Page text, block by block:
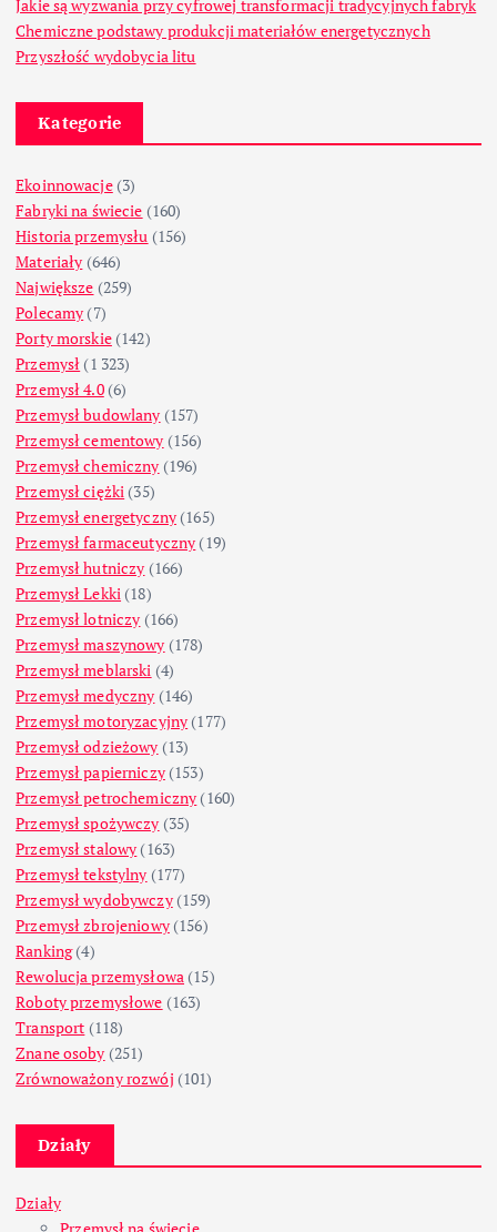
Jakie są wyzwania przy cyfrowej transformacji tradycyjnych fabryk
Chemiczne podstawy produkcji materiałów energetycznych
Przyszłość wydobycia litu
Kategorie
Ekoinnowacje(3)
Fabryki na świecie (160)
Historia przemysłu (156)
Materiały (646)
Największe (259)
Polecamy (7)
Porty morskie(142)
Przemysł (1 323)
Przemysł 4.0(6)
Przemysł budowlany (157)
Przemysł cementowy (156)
Przemysł chemiczny (196)
Przemysł ciężki (35)
Przemysł energetyczny (165)
Przemysł farmaceutyczny (19)
Przemysł hutniczy (166)
Przemysł Lekki (18)
Przemysł lotniczy (166)
Przemysł maszynowy (178)
Przemysł meblarski (4)
Przemysł medyczny (146)
Przemysł motoryzacyjny (177)
Przemysł odzieżowy (13)
Przemysł papierniczy(153)
Przemysł petrochemiczny (160)
Przemysł spożywczy (35)
Przemysł stalowy (163)
Przemysł tekstylny (177)
Przemysł wydobywczy(159)
Przemysł zbrojeniowy(156)
Ranking(4)
Rewolucja przemysłowa (15)
Roboty przemysłowe (163)
Transport (118)
Znane osoby (251)
Zrównoważony rozwój (101)
Działy
Działy